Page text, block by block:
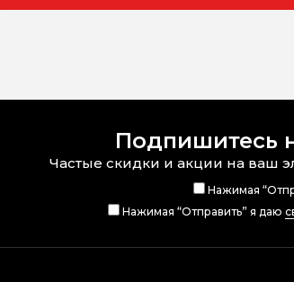
Подпишитесь
Частые скидки и акции на ваш
Нажимая
Нажимая “Отправить” я даю